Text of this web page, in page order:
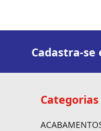
Cadastra-
Categorias